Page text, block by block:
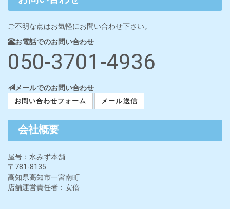
ご不明な点はお気軽にお問い合わせ下さい。
お電話でのお問い合わせ
050-3701-4936
メールでのお問い合わせ
お問い合わせフォーム メール送信
会社概要
屋号：水みず本舗
〒781-8135
高知県高知市一宮南町
店舗運営責任者：安倍